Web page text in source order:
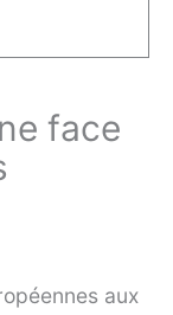
face
aux